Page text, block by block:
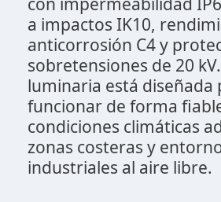
a impactos IK10,
anticorrosión C4 y
sobretensiones de 20
luminaria está diseñada
funcionar de forma
condiciones climáticas
zonas costeras y
industriales al aire libre.